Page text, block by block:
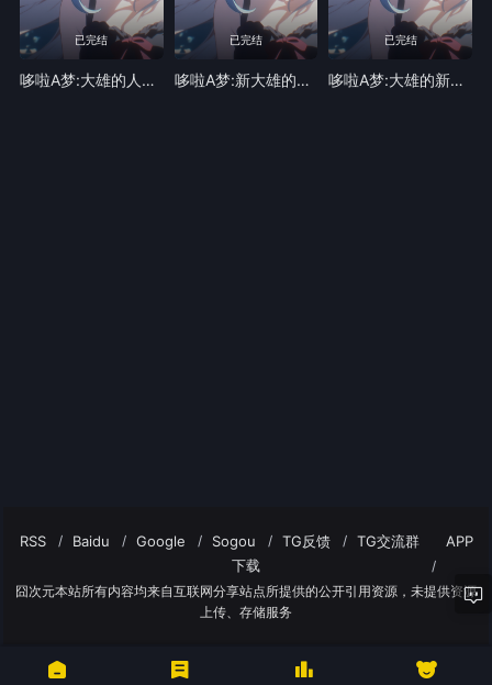
已完结
哆啦A梦:大雄的人鱼大海战
已完结
哆啦A梦:新大雄的宇宙开拓史
已完结
哆啦A梦:大雄的新魔界大冒险之7个魔法师
RSS Baidu Google Sogou TG反馈 TG交流群
APP
下载
囧次元本站所有内容均来自互联网分享站点所提供的公开引用资源，未提供资源
上传、存储服务